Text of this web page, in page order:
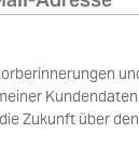
Zukunft über